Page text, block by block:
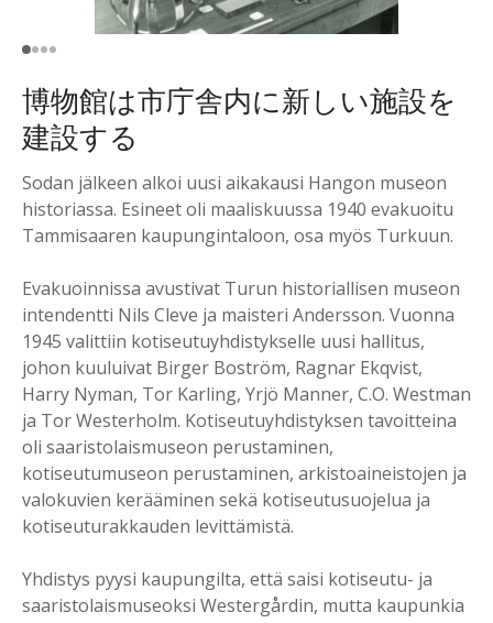
博物館は市庁舎内に新しい施設を
建設する
Sodan jälkeen alkoi uusi aikakausi Hangon museon
historiassa. Esineet oli maaliskuussa 1940 evakuoitu
Tammisaaren kaupungintaloon, osa myös Turkuun.
Evakuoinnissa avustivat Turun historiallisen museon
intendentti Nils Cleve ja maisteri Andersson. Vuonna
1945 valittiin kotiseutuyhdistykselle uusi hallitus,
johon kuuluivat Birger Boström, Ragnar Ekqvist,
Harry Nyman, Tor Karling, Yrjö Manner, C.O. Westman
ja Tor Westerholm. Kotiseutuyhdistyksen tavoitteina
oli saaristolaismuseon perustaminen,
kotiseutumuseon perustaminen, arkistoaineistojen ja
valokuvien kerääminen sekä kotiseutusuojelua ja
kotiseuturakkauden levittämistä.
Yhdistys pyysi kaupungilta, että saisi kotiseutu- ja
saaristolaismuseoksi Westergårdin, mutta kaupunkia